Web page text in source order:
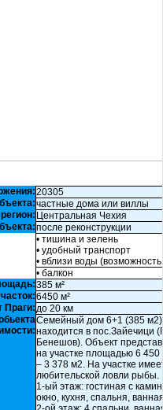
20305
частные дома или виллы
регион: Центральная Чехия
после реконструкции
• тишина и зелень
• удобный транспорт
• вблизи воды
• балкон
385 м²
6450 м²
Праги:до 20 км
Семейный дом 6+1 (385
находится в пос.Зайечици
Бенешов). Объект
на участке площадью 6
– 3 378 м2. На участке
любительской ловли рыбы.
1-ый этаж: гостиная с
окно, кухня, спальня,